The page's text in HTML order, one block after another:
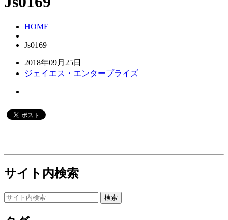
HOME
Js0169
2018年09月25日
ジェイエス・エンタープライズ
サイト内検索